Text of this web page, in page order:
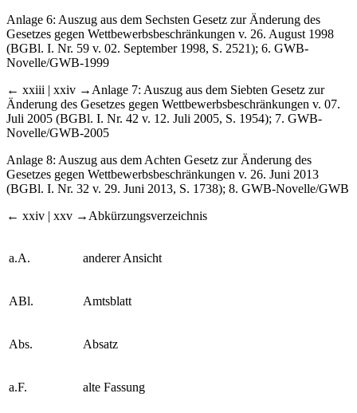
Anlage 6: Auszug aus dem Sechsten Gesetz zur Änderung des
Gesetzes gegen Wettbewerbsbeschränkungen v. 26. August 1998
(BGBl. I. Nr. 59 v. 02. September 1998, S. 2521); 6. GWB-
Novelle/GWB-1999
← xxiii | xxiv → Anlage 7: Auszug aus dem Siebten Gesetz zur
Änderung des Gesetzes gegen Wettbewerbsbeschränkungen v. 07.
Juli 2005 (BGBl. I. Nr. 42 v. 12. Juli 2005, S. 1954); 7. GWB-
Novelle/GWB-2005
Anlage 8: Auszug aus dem Achten Gesetz zur Änderung des
Gesetzes gegen Wettbewerbsbeschränkungen v. 26. Juni 2013
(BGBl. I. Nr. 32 v. 29. Juni 2013, S. 1738); 8. GWB-Novelle/GWB
← xxiv | xxv → Abkürzungsverzeichnis
a.A. anderer Ansicht
ABl. Amtsblatt
Abs. Absatz
a.F. alte Fassung